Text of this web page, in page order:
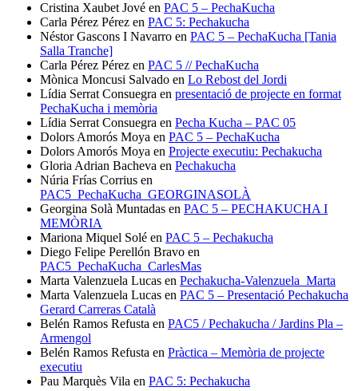
Cristina Xaubet Jové en PAC 5 – PechaKucha
Carla Pérez Pérez en PAC 5: Pechakucha
Néstor Gascons I Navarro en PAC 5 – PechaKucha [Tania
Salla Tranche]
Carla Pérez Pérez en PAC 5 // PechaKucha
Mònica Moncusi Salvado en Lo Rebost del Jordi
Lídia Serrat Consuegra en presentació de projecte en format
PechaKucha i memòria
Lídia Serrat Consuegra en Pecha Kucha – PAC 05
Dolors Amorós Moya en PAC 5 – PechaKucha
Dolors Amorós Moya en Projecte executiu: Pechakucha
Gloria Adrian Bacheva en Pechakucha
Núria Frías Corrius en
PAC5_PechaKucha_GEORGINASOLÀ
Georgina Solà Muntadas en PAC 5 – PECHAKUCHA I
MEMÒRIA
Mariona Miquel Solé en PAC 5 – Pechakucha
Diego Felipe Perellón Bravo en
PAC5_PechaKucha_CarlesMas
Marta Valenzuela Lucas en Pechakucha-Valenzuela_Marta
Marta Valenzuela Lucas en PAC 5 – Presentació Pechakucha
Gerard Carreras Català
Belén Ramos Refusta en PAC5 / Pechakucha / Jardins Pla –
Armengol
Belén Ramos Refusta en Pràctica – Memòria de projecte
executiu
Pau Marquès Vila en PAC 5: Pechakucha